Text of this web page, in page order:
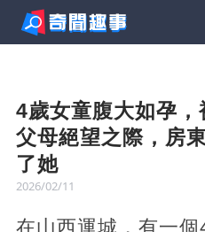
4歲女童腹大如孕，
父母絕望之際，房
了她
2026/02/11
在山西運城，有一